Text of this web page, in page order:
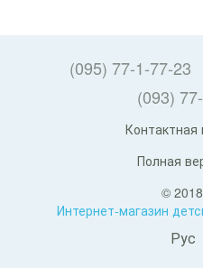
(095) 77-1-77-23
(093)
Полная
©
Интернет-магазин
Рус